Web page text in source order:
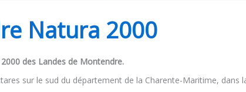
Natura 2000
des Landes de Montendre.
sur le sud du département de la Charente-Maritime,